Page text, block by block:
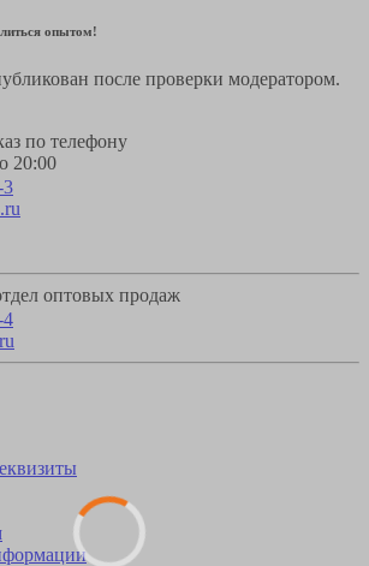
опытом!
после проверки модератором.
по телефону
20:00
3
оптовых продаж
4